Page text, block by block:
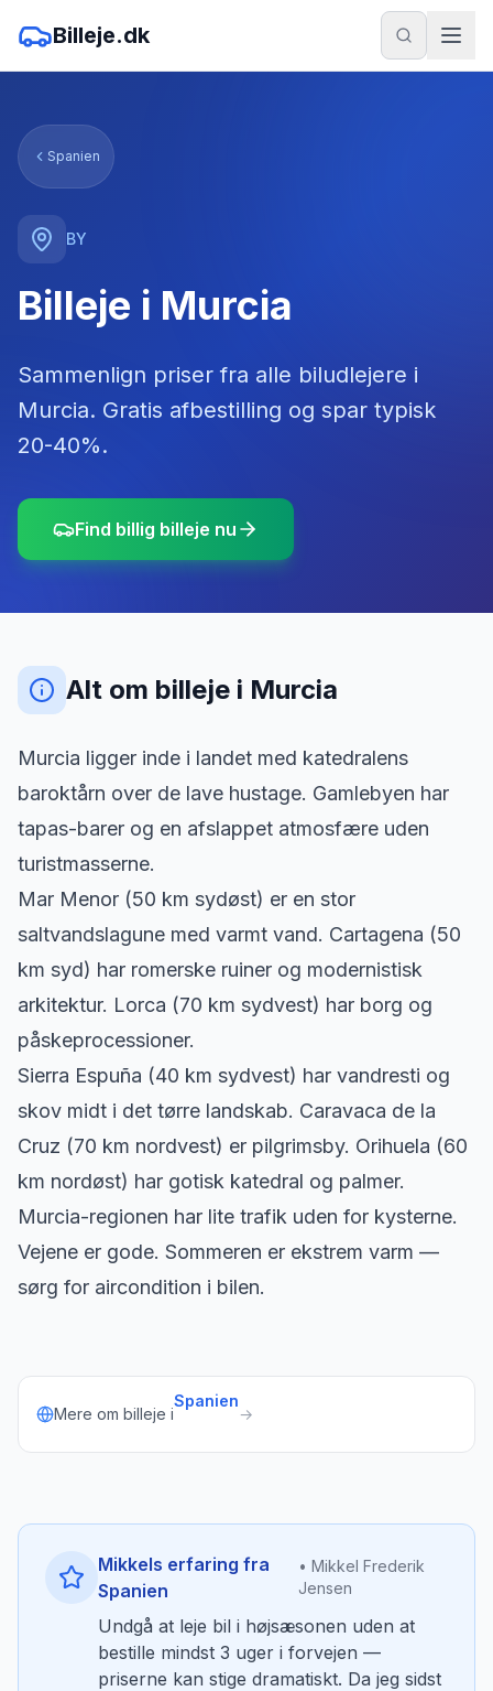
Billeje.dk
Spanien
BY
Billeje i Murcia
Sammenlign priser fra alle biludlejere i
Murcia. Gratis afbestilling og spar typisk
20-40%.
Find billig billeje nu
Alt om billeje i Murcia
Murcia ligger inde i landet med katedralens
baroktårn over de lave hustage. Gamlebyen har
tapas-barer og en afslappet atmosfære uden
turistmasserne.
Mar Menor (50 km sydøst) er en stor
saltvandslagune med varmt vand. Cartagena (50
km syd) har romerske ruiner og modernistisk
arkitektur. Lorca (70 km sydvest) har borg og
påskeprocessioner.
Sierra Espuña (40 km sydvest) har vandresti og
skov midt i det tørre landskab. Caravaca de la
Cruz (70 km nordvest) er pilgrimsby. Orihuela (60
km nordøst) har gotisk katedral og palmer.
Murcia-regionen har lite trafik uden for kysterne.
Vejene er gode. Sommeren er ekstrem varm —
sørg for aircondition i bilen.
Mere om billeje i
Spanien
→
Mikkels erfaring fra
Spanien
• Mikkel Frederik
Jensen
Undgå at leje bil i højsæsonen uden at
bestille mindst 3 uger i forvejen —
priserne kan stige dramatiskt. Da jeg sidst